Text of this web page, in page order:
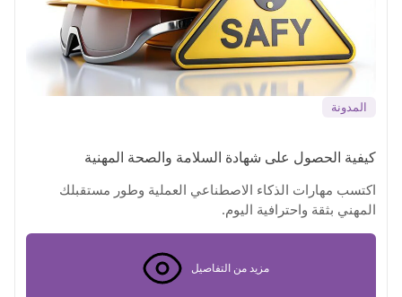
المدونة
كيفية الحصول على شهادة السلامة والصحة المهنية
اكتسب مهارات الذكاء الاصطناعي العملية وطور مستقبلك
المهني بثقة واحترافية اليوم.
مزيد من التفاصيل